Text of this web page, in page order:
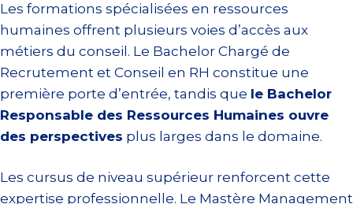
Les formations spécialisées en ressources
humaines offrent plusieurs voies d’accès aux
métiers du conseil. Le Bachelor Chargé de
Recrutement et Conseil en RH constitue une
première porte d’entrée, tandis que le Bachelor
Responsable des Ressources Humaines ouvre
des perspectives plus larges dans le domaine.
Les cursus de niveau supérieur renforcent cette
expertise professionnelle. Le Mastère Management